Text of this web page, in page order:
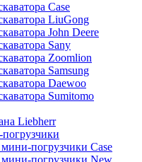
Case
LiuGong
John Deere
Sany
Zoomlion
Samsung
Daewoo
Sumitomo
Liebherr
погрузчики Case
мини-погрузчики New